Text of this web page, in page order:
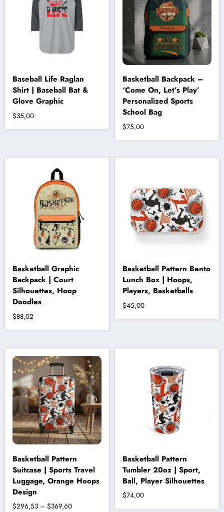
Baseball Life Raglan
Shirt | Baseball Bat &
Glove Graphic
$35,00
Basketball Backpack –
‘Come On, Let’s Play’
Personalized Sports
School Bag
$75,00
Basketball Graphic
Backpack | Court
Silhouettes, Hoop
Doodles
$88,02
Bu
birden
fazla
varyasyonu
var.
Seçenekler
ürün
sayfasından
seçilebilir
Basketball Pattern Bento
Lunch Box | Hoops,
Players, Basketballs
$45,00
Basketball Pattern
Suitcase | Sports Travel
Luggage, Orange Hoops
Design
$296,53 – $369,60Fiyat
Basketball Pattern
Tumbler 20oz | Sport,
Ball, Player Silhouettes
$74,00